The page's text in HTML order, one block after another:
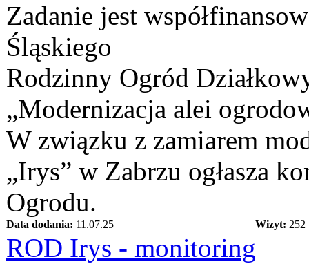
Zadanie jest
Śląskiego
Rodzinny Ogród
„Modernizacja alei
W związku z zamiarem
„Irys” w Zabrzu ogłasza
Ogrodu.
Data dodania: 11.07.25 Wizyt: 252
ROD Irys - monitoring